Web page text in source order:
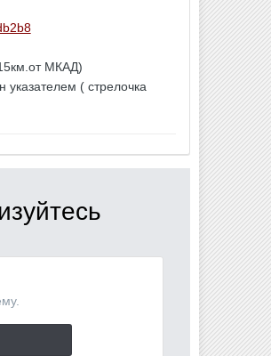
МКАД)
( стрелочка